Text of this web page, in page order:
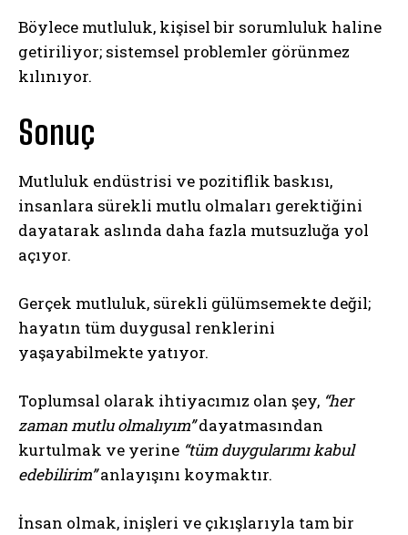
Böylece mutluluk, kişisel bir sorumluluk haline
getiriliyor; sistemsel problemler görünmez
kılınıyor.
Sonuç
Mutluluk endüstrisi ve pozitiflik baskısı,
insanlara sürekli mutlu olmaları gerektiğini
dayatarak aslında daha fazla mutsuzluğa yol
açıyor.
Gerçek mutluluk, sürekli gülümsemekte değil;
hayatın tüm duygusal renklerini
yaşayabilmekte yatıyor.
Toplumsal olarak ihtiyacımız olan şey, “her
zaman mutlu olmalıyım”dayatmasından
kurtulmak ve yerine “tüm duygularımı kabul
edebilirim”anlayışını koymaktır.
İnsan olmak, inişleri ve çıkışlarıyla tam bir